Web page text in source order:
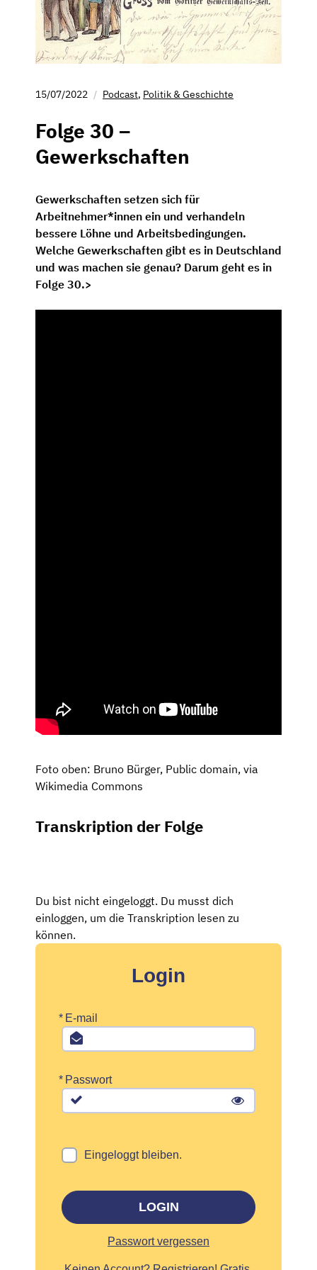
15/07/2022 Podcast, Politik & Geschichte
Folge 30 –
Gewerkschaften
Gewerkschaften setzen sich für
Arbeitnehmer*innen ein und verhandeln
bessere Löhne und Arbeitsbedingungen.
Welche Gewerkschaften gibt es in Deutschland
und was machen sie genau? Darum geht es in
Folge 30.>
Foto oben: Bruno Bürger, Public domain, via
Wikimedia Commons
Transkription der Folge
Du bist nicht eingeloggt. Du musst dich
einloggen, um die Transkription lesen zu
können.
Login
* E-mail
* Passwort
Eingeloggt bleiben.
LOGIN
Passwort vergessen